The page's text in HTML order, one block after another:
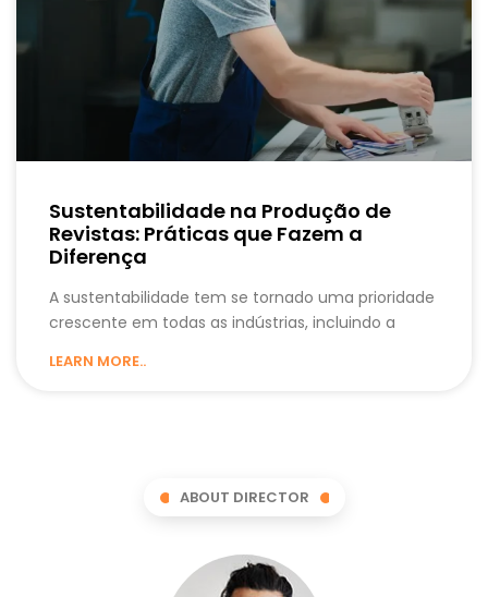
Sustentabilidade na Produção de
Revistas: Práticas que Fazem a
Diferença
A sustentabilidade tem se tornado uma prioridade
crescente em todas as indústrias, incluindo a
LEARN MORE..
ABOUT DIRECTOR